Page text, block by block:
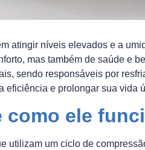
atingir níveis elevados e a
mas também de saúde e
sendo responsáveis por
eficiência e prolongar sua vida
como ele
utilizam um ciclo de